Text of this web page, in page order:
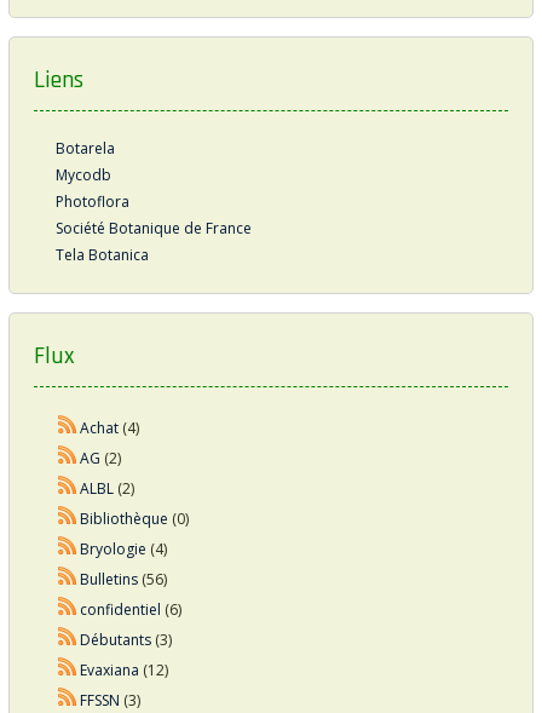
Liens
Botarela
Mycodb
Photoflora
Société Botanique de France
Tela Botanica
Flux
Achat(4)
AG (2)
ALBL(2)
Bibliothèque (0)
Bryologie (4)
Bulletins(56)
confidentiel (6)
Débutants(3)
Evaxiana (12)
FFSSN (3)